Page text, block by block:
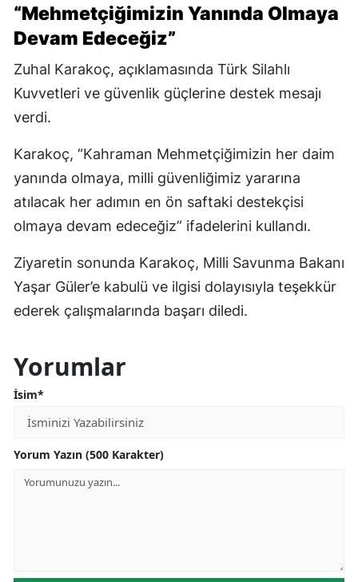
“Mehmetçiğimizin Yanında Olmaya
Devam Edeceğiz”
Zuhal Karakoç, açıklamasında Türk Silahlı
Kuvvetleri ve güvenlik güçlerine destek mesajı
verdi.
Karakoç, “Kahraman Mehmetçiğimizin her daim
yanında olmaya, milli güvenliğimiz yararına
atılacak her adımın en ön saftaki destekçisi
olmaya devam edeceğiz” ifadelerini kullandı.
Ziyaretin sonunda Karakoç, Milli Savunma Bakanı
Yaşar Güler’e kabulü ve ilgisi dolayısıyla teşekkür
ederek çalışmalarında başarı diledi.
Yorumlar
İsim*
Yorum Yazın (500 Karakter)